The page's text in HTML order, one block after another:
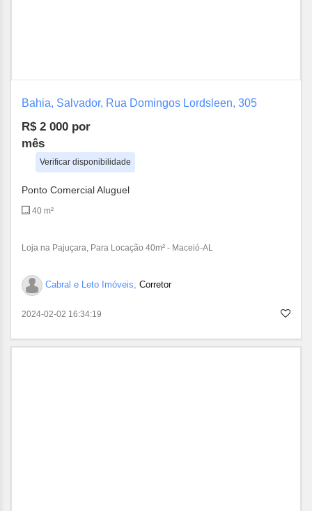
Bahia, Salvador, Rua Domingos Lordsleen, 305
R$ 2 000 por
mês
Verificar disponibilidade
Ponto Comercial Aluguel
40 m²
Loja na Pajuçara, Para Locação 40m² - Maceió-AL
Cabral e Leto Imóveis, Corretor
2024-02-02 16:34:19